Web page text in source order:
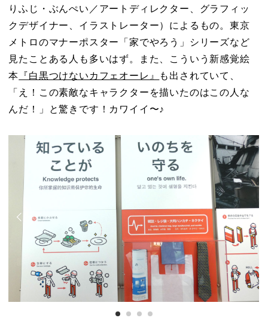
りふじ・ぶんぺい／アートディレクター、グラフィッ
クデザイナー、イラストレーター）によるもの。東京
メトロのマナーポスター「家でやろう」シリーズなど
見たことある人も多いはず。また、こういう新感覚絵
本 『白黒つけないカフェオーレ』
も出されていて、
「え！この素敵なキャラクターを描いたのはこの人な
んだ！」と驚きです！カワイイ〜♪